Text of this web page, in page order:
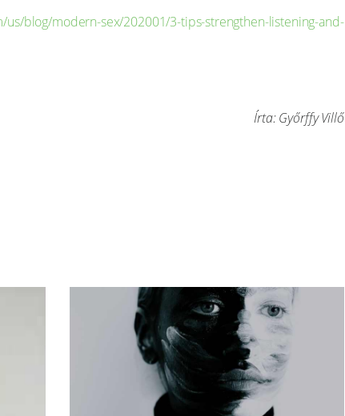
us/blog/modern-sex/202001/3-tips-strengthen-listening-and-
Írta: Győrffy Villő